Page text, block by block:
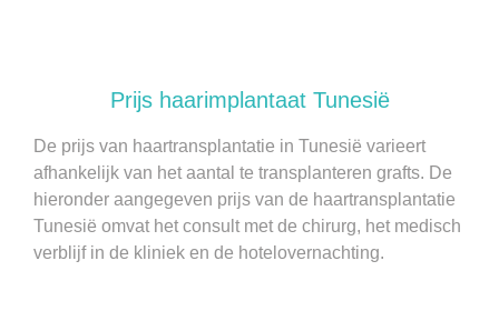
Prijs haarimplantaat Tunesië
De prijs van haartransplantatie in Tunesië varieert
afhankelijk van het aantal te transplanteren grafts. De
hieronder aangegeven prijs van de haartransplantatie
Tunesië omvat het consult met de chirurg, het medisch
verblijf in de kliniek en de hotelovernachting.